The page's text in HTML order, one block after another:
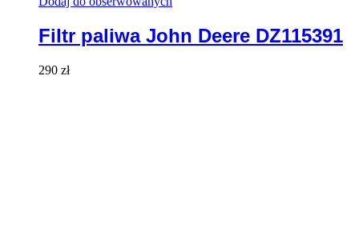
Filtr paliwa John Deere DZ115391
290 zł